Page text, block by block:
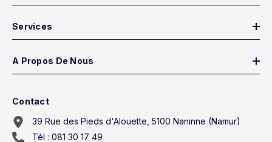
Services
A Propos De Nous
Contact
39 Rue des Pieds d'Alouette, 5100 Naninne (Namur)
Tél : 081 30 17 49